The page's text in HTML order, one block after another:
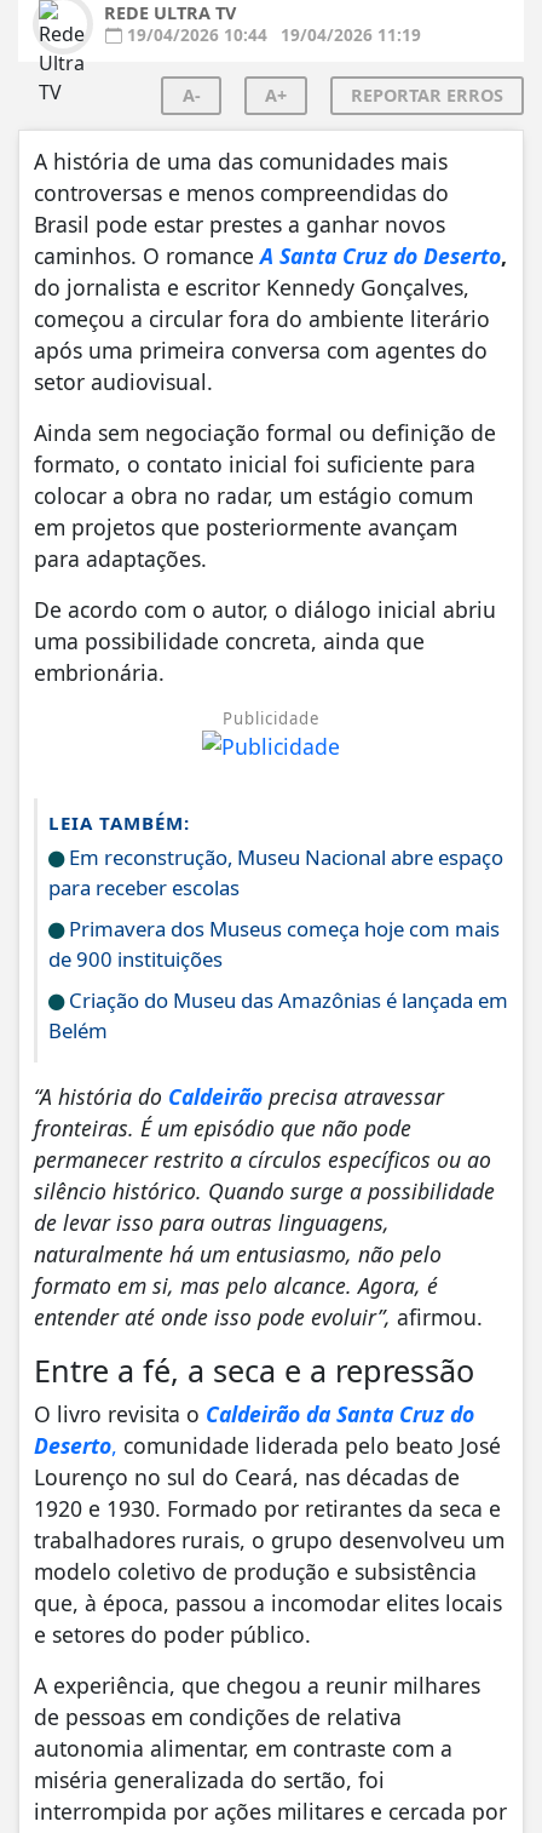
REDE ULTRA TV
19/04/2026 10:44
19/04/2026 11:19
A- A+ REPORTAR ERROS
A história de uma das comunidades mais
controversas e menos compreendidas do
Brasil pode estar prestes a ganhar novos
caminhos. O romance A Santa Cruz do Deserto,
do jornalista e escritor Kennedy Gonçalves,
começou a circular fora do ambiente literário
após uma primeira conversa com agentes do
setor audiovisual.
Ainda sem negociação formal ou definição de
formato, o contato inicial foi suficiente para
colocar a obra no radar, um estágio comum
em projetos que posteriormente avançam
para adaptações.
De acordo com o autor, o diálogo inicial abriu
uma possibilidade concreta, ainda que
embrionária.
Publicidade
LEIA TAMBÉM:
Em reconstrução, Museu Nacional abre espaço
para receber escolas
Primavera dos Museus começa hoje com mais
de 900 instituições
Criação do Museu das Amazônias é lançada em
Belém
“A história do Caldeirão precisa atravessar
fronteiras. É um episódio que não pode
permanecer restrito a círculos específicos ou ao
silêncio histórico. Quando surge a possibilidade
de levar isso para outras linguagens,
naturalmente há um entusiasmo, não pelo
formato em si, mas pelo alcance. Agora, é
entender até onde isso pode evoluir”, afirmou.
Entre a fé, a seca e a repressão
O livro revisita o Caldeirão da Santa Cruz do
Deserto, comunidade liderada pelo beato José
Lourenço no sul do Ceará, nas décadas de
1920 e 1930. Formado por retirantes da seca e
trabalhadores rurais, o grupo desenvolveu um
modelo coletivo de produção e subsistência
que, à época, passou a incomodar elites locais
e setores do poder público.
A experiência, que chegou a reunir milhares
de pessoas em condições de relativa
autonomia alimentar, em contraste com a
miséria generalizada do sertão, foi
interrompida por ações militares e cercada por